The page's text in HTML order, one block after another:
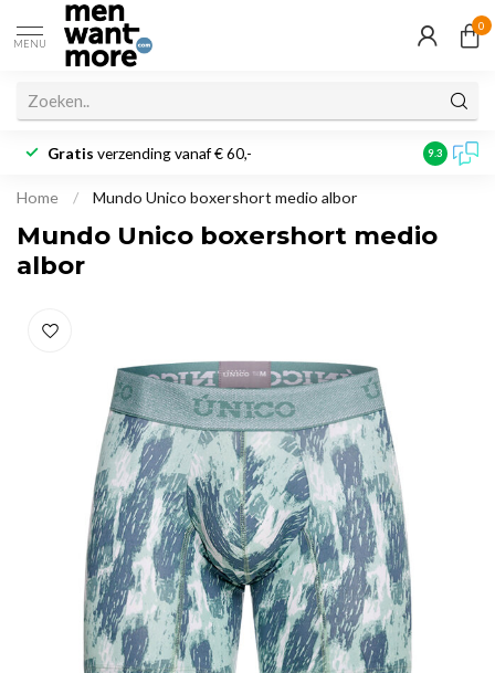
MENU
0
Gratis verzending vanaf € 60,- 9.3
Home / Mundo Unico boxershort medio albor
Mundo Unico boxershort medio
albor